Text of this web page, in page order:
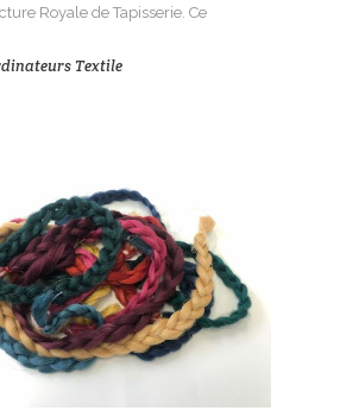
Royale de Tapisserie. Ce
Textile